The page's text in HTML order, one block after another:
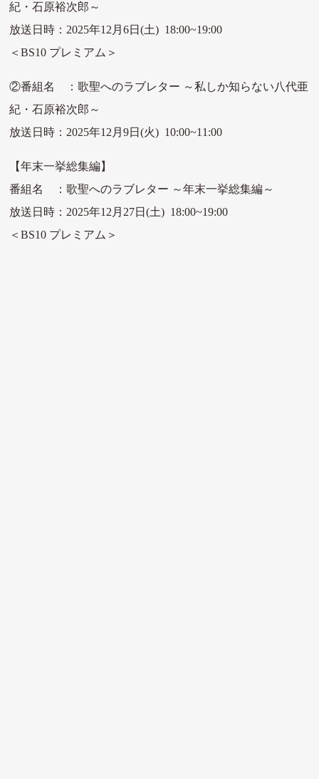
紀・石原裕次郎～
放送日時：2025年12月6日(土) 18:00~19:00
＜BS10 プレミアム＞
②番組名 ：歌聖へのラブレター ～私しか知らない八代亜
紀・石原裕次郎～
放送日時：2025年12月9日(火) 10:00~11:00
【年末一挙総集編】
番組名 ：歌聖へのラブレター ～年末一挙総集編～
放送日時：2025年12月27日(土) 18:00~19:00
＜BS10 プレミアム＞